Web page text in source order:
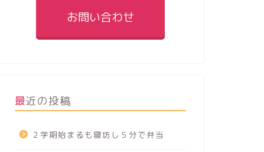
お問い合わせ
最近の投稿
２学期始まるも寝坊し５分で弁当